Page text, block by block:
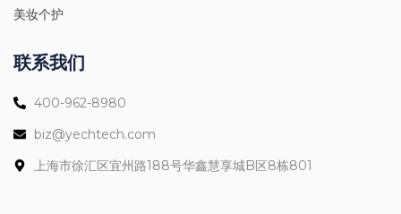
美妆个护
联系我们
400-962-8980
biz@yechtech.com
上海市徐汇区宜州路188号华鑫慧享城B区8栋801